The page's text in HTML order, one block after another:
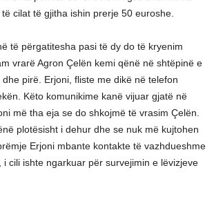
cilat të gjitha ishin prerje 50 euroshe.
të përgatitesha pasi të dy do të kryenim
vrarë Agron Çelën kemi qënë në shtëpinë e
pirë. Erjoni, fliste me dikë në telefon
Këto komunikime kanë vijuar gjatë në
më tha eja se do shkojmë të vrasim Çelën.
plotësisht i dehur dhe se nuk më kujtohen
Erjoni mbante kontakte të vazhdueshme
i cili ishte ngarkuar për survejimin e lëvizjeve